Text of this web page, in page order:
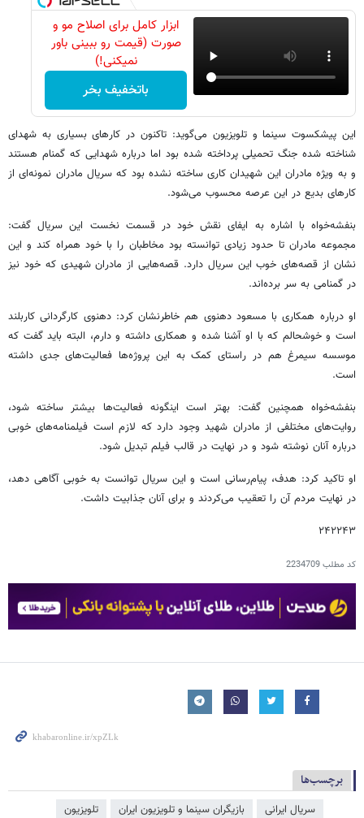
ابزار کامل برای اصلاح مو و
صورت (قیمت رو ببینی باور
نمیکنی!)
باتخفیف بخر
این پیشکسوت سینما و تلویزیون می‌گوید: تاکنون در کارهای بسیاری به شهدای
شناخته شده جنگ تحمیلی پرداخته شده بود اما درباره شهدایی که گمنام هستند
و به ویژه مادران این شهیدان کاری ساخته نشده بود که سریال مادران نمونه‌ای از
کارهای بدیع در این عرصه محسوب می‌شود.
بنفشه‌خواه با اشاره به ایفای نقش خود در قسمت نخست این سریال گفت:
مجموعه مادران تا حدود زیادی توانسته بود مخاطبان را با خود همراه کند و این
نشان از قصه‌های خوب این سریال دارد. قصه‌هایی از مادران شهیدی که خود نیز
در گمنامی به سر برده‌اند.
او درباره همکاری با مسعود دهنوی هم خاطرنشان کرد: دهنوی کارگردانی کاربلند
است و خوشحالم که با او آشنا شده و همکاری داشته و دارم، البته باید گفت که
موسسه سیمرغ هم در راستای کمک به این پروژه‌ها فعالیت‌های جدی داشته
است.
بنفشه‌خواه همچنین گفت: بهتر است اینگونه فعالیت‌ها بیشتر ساخته شود،
روایت‌های مختلفی از مادران شهید وجود دارد که لازم است فیلمنامه‌های خوبی
درباره‌ آنان نوشته شود و در نهایت در قالب فیلم تبدیل شود.
او تاکید کرد: هدف، پیام‌رسانی است و این سریال توانست به خوبی آگاهی دهد،
در نهایت مردم آن را تعقیب می‌کردند و برای آنان جذابیت داشت.
۲۴۲۲۴۳
کد مطلب2234709
برچسب‌ها
سریال ایرانی بازیگران سینما و تلویزیون ایران تلویزیون